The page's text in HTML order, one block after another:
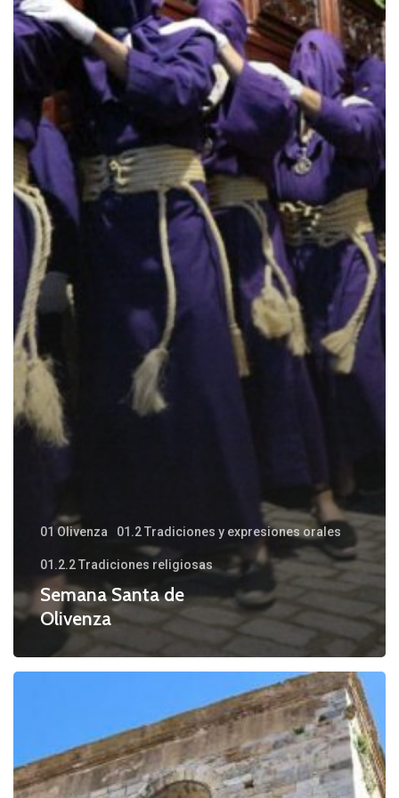
01 Olivenza 01.2 Tradiciones y expresiones orales
01.2.2 Tradiciones religiosas
Semana Santa de
Olivenza
de